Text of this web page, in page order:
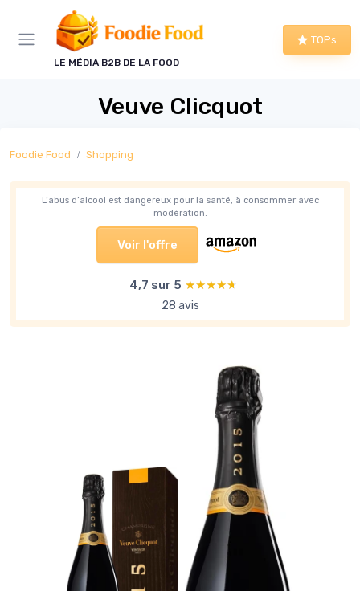
LE MÉDIA B2B DE LA FOOD
TOPs
Veuve Clicquot
Foodie Food Shopping
L’abus d’alcool est dangereux pour la santé, à consommer avec
modération.
Voir l'offre
4,7 sur 5 ★★★★★
★★★★★
28 avis
Panneau de gestion des cookies